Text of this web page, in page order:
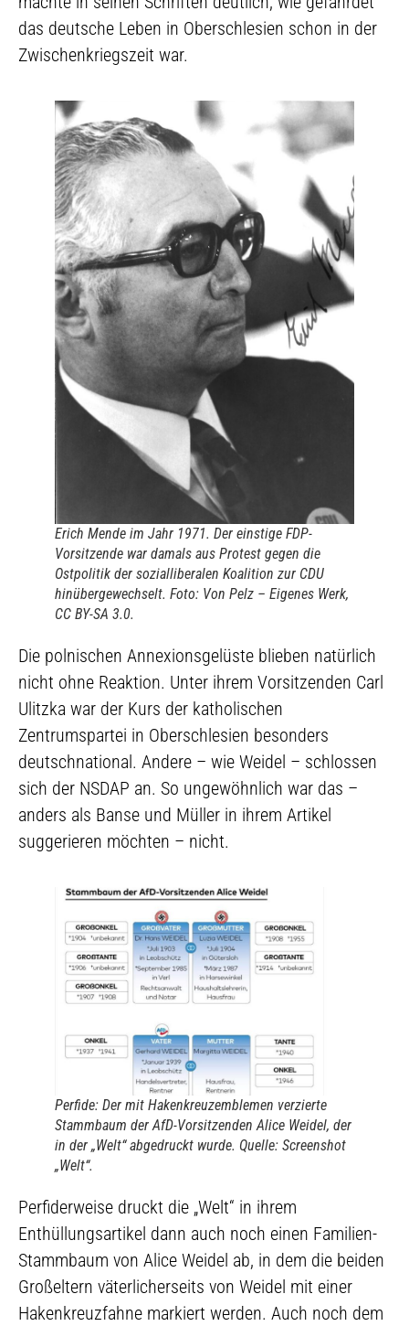
das deutsche Leben in Oberschlesien schon in der
Zwischenkriegszeit war.
Erich Mende im Jahr 1971. Der einstige FDP-
Vorsitzende war damals aus Protest gegen die
Ostpolitik der sozialliberalen Koalition zur CDU
hinübergewechselt. Foto: Von Pelz – Eigenes Werk,
CC BY-SA 3.0.
Die polnischen Annexionsgelüste blieben natürlich
nicht ohne Reaktion. Unter ihrem Vorsitzenden Carl
Ulitzka war der Kurs der katholischen
Zentrumspartei in Oberschlesien besonders
deutschnational. Andere – wie Weidel – schlossen
sich der NSDAP an. So ungewöhnlich war das –
anders als Banse und Müller in ihrem Artikel
suggerieren möchten – nicht.
Perfide: Der mit Hakenkreuzemblemen verzierte
Stammbaum der AfD-Vorsitzenden Alice Weidel, der
in der „Welt“ abgedruckt wurde. Quelle: Screenshot
„Welt“.
Perfiderweise druckt die „Welt“ in ihrem
Enthüllungsartikel dann auch noch einen Familien-
Stammbaum von Alice Weidel ab, in dem die beiden
Großeltern väterlicherseits von Weidel mit einer
Hakenkreuzfahne markiert werden. Auch noch dem